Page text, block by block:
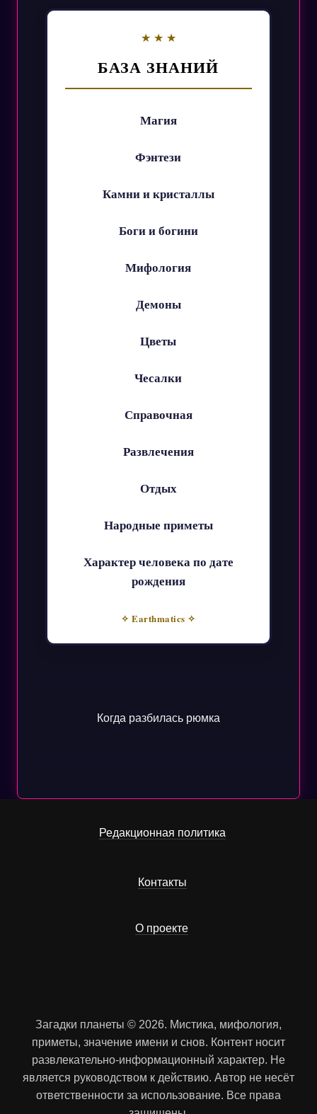
БАЗА ЗНАНИЙ
Магия
Фэнтези
Камни и кристаллы
Боги и богини
Мифология
Демоны
Цветы
Чесалки
Справочная
Развлечения
Отдых
Народные приметы
Характер человека по дате
рождения
✧ Earthmatics ✧
Когда разбилась рюмка
Редакционная политика
Контакты
О проекте
Загадки планеты © 2026. Мистика, мифология,
приметы, значение имени и снов. Контент носит
развлекательно-информационный характер. Не
является руководством к действию. Автор не несёт
ответственности за использование. Все права